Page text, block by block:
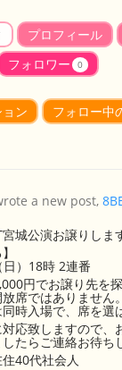
プロフィール
フォロワー 0
ン フォロー中
a new post,
城公演お譲りしま
）18時 2連番
円でお譲り先を探
席ではありません。
時入場で、席を選
応致しますので、
たらご連絡お待ち
40代社会人